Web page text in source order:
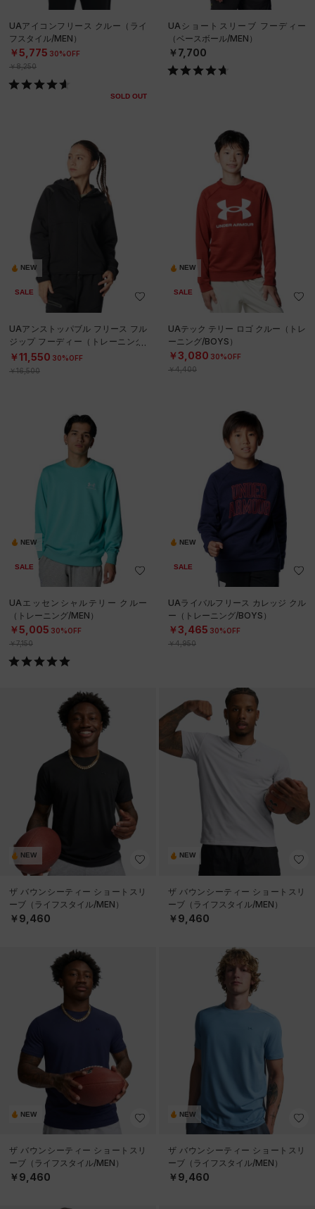
UAアイコンフリース クルー（ライ
フスタイル/MEN）
￥5,775 30%OFF
￥8,250
SOLD OUT
UAショートスリーブ フーディー
（ベースボール/MEN）
￥7,700
NEW
SALE
UAアンストッパブル フリース フル
ジップ フーディー（トレーニング/
WOMEN）
￥11,550 30%OFF
￥16,500
NEW
SALE
UAテック テリー ロゴ クルー（トレ
ーニング/BOYS）
￥3,080 30%OFF
￥4,400
NEW
SALE
UAエッセンシャルテリー クルー
（トレーニング/MEN）
￥5,005 30%OFF
￥7,150
NEW
SALE
UAライバルフリース カレッジ クル
ー（トレーニング/BOYS）
￥3,465 30%OFF
￥4,950
NEW
ザ バウンシーティー ショートスリ
ーブ（ライフスタイル/MEN）
￥9,460
NEW
ザ バウンシーティー ショートスリ
ーブ（ライフスタイル/MEN）
￥9,460
NEW
ザ バウンシーティー ショートスリ
ーブ（ライフスタイル/MEN）
￥9,460
NEW
ザ バウンシーティー ショートスリ
ーブ（ライフスタイル/MEN）
￥9,460